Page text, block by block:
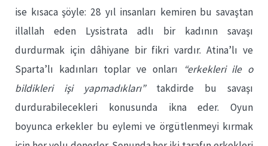
ise kısaca şöyle: 28 yıl insanları kemiren bu savaştan
illallah eden Lysistrata adlı bir kadının savaşı
durdurmak için dâhiyane bir fikri vardır. Atina’lı ve
Sparta’lı kadınları toplar ve onları
“erkekleri ile o
bildikleri işi yapmadıkları”takdirde bu savaşı
durdurabilecekleri konusunda ikna eder. Oyun
boyunca erkekler bu eylemi ve örgütlenmeyi kırmak